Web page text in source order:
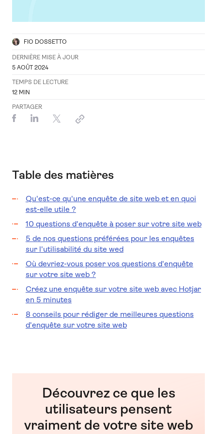
FIO DOSSETTO
DERNIÈRE MISE À JOUR
5 AOÛT 2024
TEMPS DE LECTURE
12 MIN
PARTAGER
Table des matières
Qu'est-ce qu'une enquête de site web et en quoi
est-elle utile ?
10 questions d'enquête à poser sur votre site web
5 de nos questions préférées pour les enquêtes
sur l'utilisabilité du site wed
Où devriez-vous poser vos questions d'enquête
sur votre site web ?
Créez une enquête sur votre site web avec Hotjar
en 5 minutes
8 conseils pour rédiger de meilleures questions
d'enquête sur votre site web
Découvrez ce que les
utilisateurs pensent
vraiment de votre site web